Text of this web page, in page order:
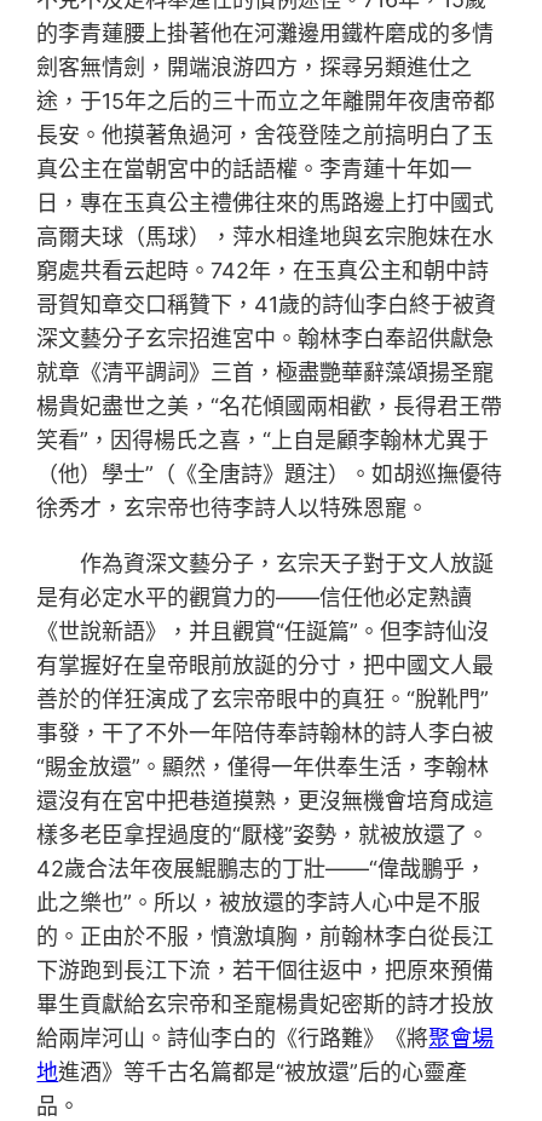
的李青蓮腰上掛著他在河灘邊用鐵杵磨成的多情
劍客無情劍，開端浪游四方，探尋另類進仕之
途，于15年之后的三十而立之年離開年夜唐帝都
長安。他摸著魚過河，舍筏登陸之前搞明白了玉
真公主在當朝宮中的話語權。李青蓮十年如一
日，專在玉真公主禮佛往來的馬路邊上打中國式
高爾夫球（馬球），萍水相逢地與玄宗胞妹在水
窮處共看云起時。742年，在玉真公主和朝中詩
哥賀知章交口稱贊下，41歲的詩仙李白終于被資
深文藝分子玄宗招進宮中。翰林李白奉詔供獻急
就章《清平調詞》三首，極盡艷華辭藻頌揚圣寵
楊貴妃盡世之美，“名花傾國兩相歡，長得君王帶
笑看”，因得楊氏之喜，“上自是顧李翰林尤異于
（他）學士”（《全唐詩》題注）。如胡巡撫優待
徐秀才，玄宗帝也待李詩人以特殊恩寵。
作為資深文藝分子，玄宗天子對于文人放誕
是有必定水平的觀賞力的——信任他必定熟讀
《世說新語》，并且觀賞“任誕篇”。但李詩仙沒
有掌握好在皇帝眼前放誕的分寸，把中國文人最
善於的佯狂演成了玄宗帝眼中的真狂。“脫靴門”
事發，干了不外一年陪侍奉詩翰林的詩人李白被
“賜金放還”。顯然，僅得一年供奉生活，李翰林
還沒有在宮中把巷道摸熟，更沒無機會培育成這
樣多老臣拿捏過度的“厭棧”姿勢，就被放還了。
42歲合法年夜展鯤鵬志的丁壯——“偉哉鵬乎，
此之樂也”。所以，被放還的李詩人心中是不服
的。正由於不服，憤激填胸，前翰林李白從長江
下游跑到長江下流，若干個往返中，把原來預備
畢生貢獻給玄宗帝和圣寵楊貴妃密斯的詩才投放
給兩岸河山。詩仙李白的《行路難》《將聚會場
地進酒》等千古名篇都是“被放還”后的心靈產
品。